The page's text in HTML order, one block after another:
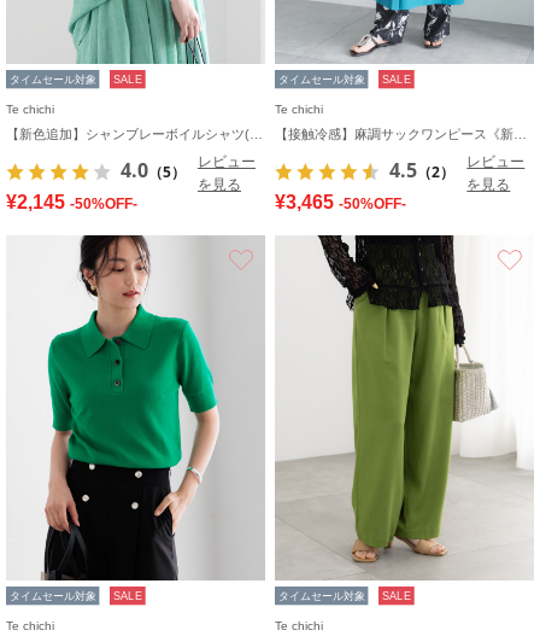
タイムセール対象 SALE
Te chichi
4.0 （5）
レビュー
を見る
¥2,145 -50%OFF-
タイムセール対象 SALE
Te chichi
4.5 （2）
レビュー
を見る
¥3,465 -50%OFF-
お気に入り
タイムセール対象 SALE
Te chichi
タイムセール対象 SALE
Te chichi